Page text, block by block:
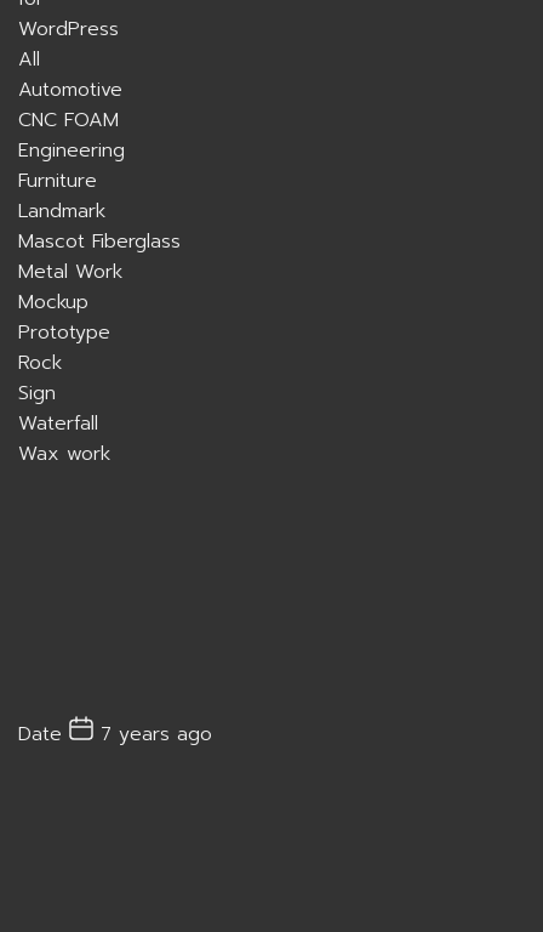
All
Automotive
CNC FOAM
Engineering
Furniture
Landmark
Mascot Fiberglass
Metal Work
Mockup
Prototype
Rock
Sign
Waterfall
Wax work
Date 7 years ago